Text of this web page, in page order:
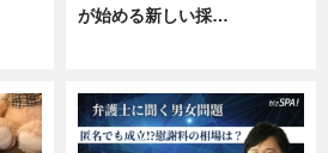
が始める新しい採…